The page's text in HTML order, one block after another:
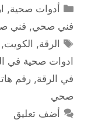
التصنيفات
أدوات صحية,
فني صحي, فني
الوسوم
الرقة, الكويت
ادوات صحية في
في الرقة, رقم
صحي
أضف تعليق